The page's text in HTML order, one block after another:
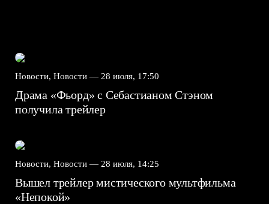
Новости, Новости — 28 июля, 17:50
Драма «Фьорд» с Себастианом Стэном
получила трейлер
Новости, Новости — 28 июля, 14:25
Вышел трейлер мистического мультфильма
«Непокой»